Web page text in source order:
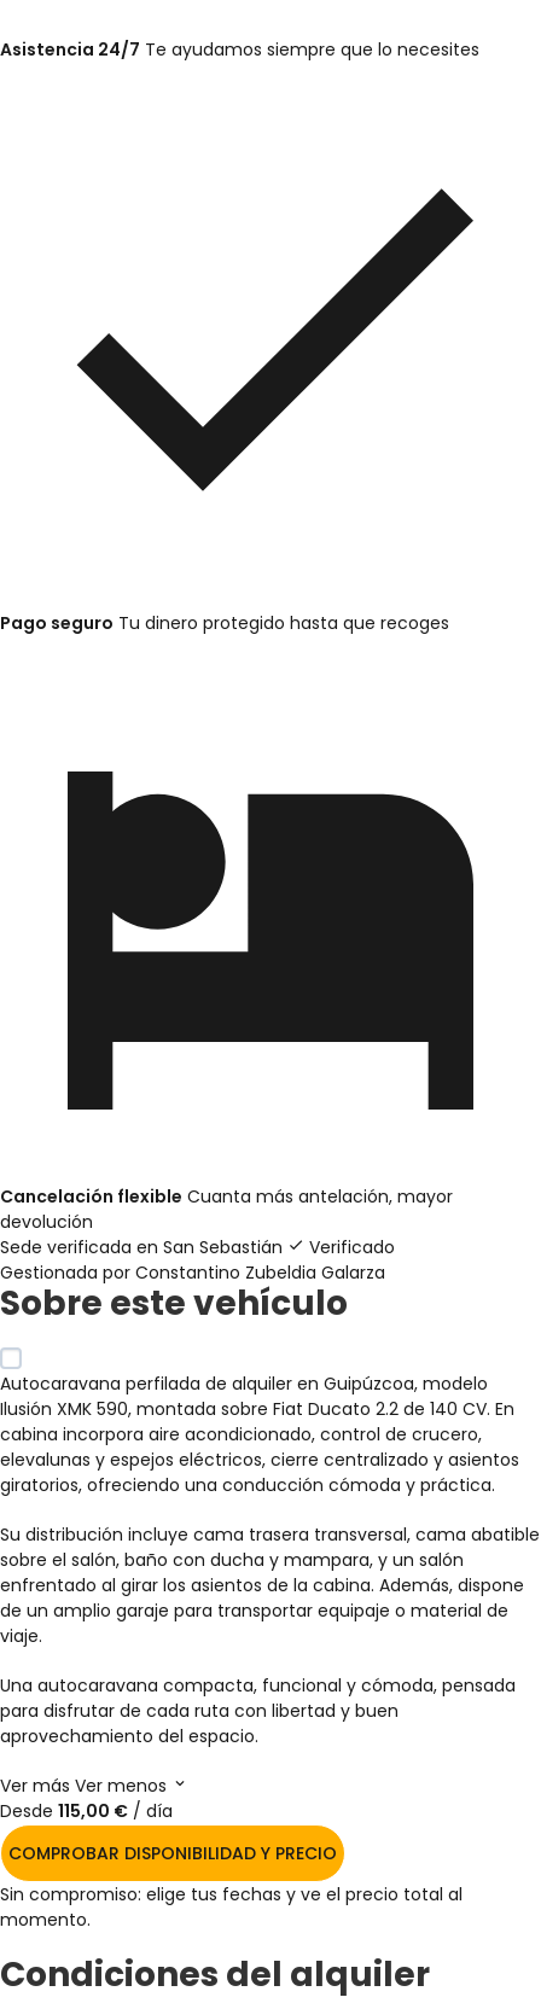
Asistencia 24/7 Te ayudamos siempre que lo necesites
Pago seguro Tu dinero protegido hasta que recoges
Cancelación flexible Cuanta más antelación, mayor
devolución
Sede verificada en San Sebastián
Verificado
Gestionada por Constantino Zubeldia Galarza
Sobre este vehículo
Autocaravana perfilada de alquiler en Guipúzcoa, modelo
Ilusión XMK 590, montada sobre Fiat Ducato 2.2 de 140 CV. En
cabina incorpora aire acondicionado, control de crucero,
elevalunas y espejos eléctricos, cierre centralizado y asientos
giratorios, ofreciendo una conducción cómoda y práctica.
Su distribución incluye cama trasera transversal, cama abatible
sobre el salón, baño con ducha y mampara, y un salón
enfrentado al girar los asientos de la cabina. Además, dispone
de un amplio garaje para transportar equipaje o material de
viaje.
Una autocaravana compacta, funcional y cómoda, pensada
para disfrutar de cada ruta con libertad y buen
aprovechamiento del espacio.
Ver más Ver menos
Desde 115,00 € / día
COMPROBAR DISPONIBILIDAD Y PRECIO
Sin compromiso: elige tus fechas y ve el precio total al
momento.
Condiciones del alquiler